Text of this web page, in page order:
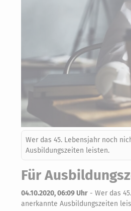
Wer das 45. Lebensjahr noch
Ausbildungszeiten leisten.
Für
04.10.2020, 06:09 Uhr - Wer das
anerkannte Ausbildungszeiten